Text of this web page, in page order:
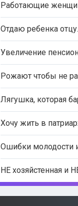
Работающие
Отдаю ребенка
Увеличение
Рожают чтобы не
Лягушка, которая
Хочу жить в
Ошибки молодости
НЕ хозяйстенная и